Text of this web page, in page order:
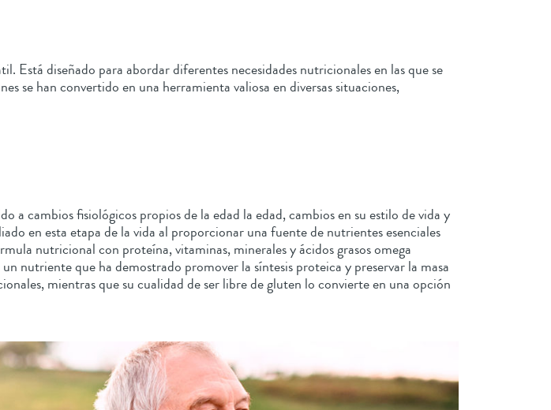
diseñado para abordar diferentes necesidades nutricionales en las que se
se han convertido en una herramienta valiosa en diversas situaciones,
cambios fisiológicos propios de la edad la edad, cambios en su estilo de vida y
en esta etapa de la vida al proporcionar una fuente de nutrientes esenciales
nutricional con proteína, vitaminas, minerales y ácidos grasos omega
que ha demostrado promover la síntesis proteica y preservar la masa
mientras que su cualidad de ser libre de gluten lo convierte en una opción